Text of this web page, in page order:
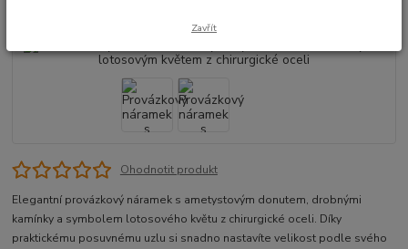
Ohodnotit produkt
Elegantní provázkový náramek s ametystovým donutem, drobnými
kamínky a symbolem lotosového květu z chirurgické oceli. Díky
praktickému posuvnému uzlu si snadno nastavíte velikost podle svého
Zavřít